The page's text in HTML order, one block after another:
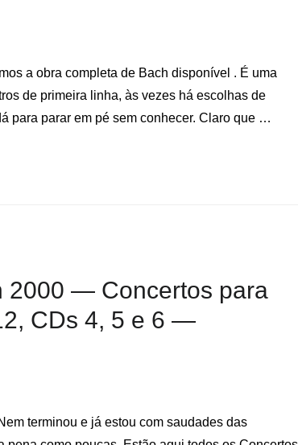
a obra completa de Bach disponível . É uma
de primeira linha, às vezes há escolhas de
para parar em pé sem conhecer. Claro que …
2000 — Concertos para
CDs 4, 5 e 6 —
terminou e já estou com saudades das